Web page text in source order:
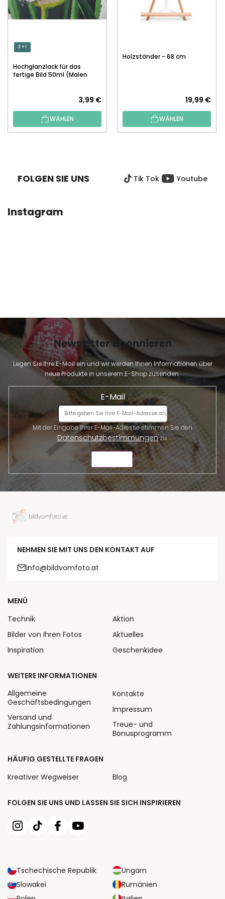
3 + 1
Hochglanzlack für das
fertige Bild 50ml (Malen
3,99 €
WÄHLEN
Holzständer - 68 cm
19,99 €
WÄHLEN
FOLGEN SIE UNS Tik Tok Youtube
Instagram
Newsletter abonnieren
Legen Sie Ihre E-Mail ein und wir werden Ihnen Informationen über
neue Produkte in unserem E-Shop zusenden.
E-Mail
Datenschutzbestimmungenzu.
NEHMEN SIE MIT UNS DEN KONTAKT AUF
info@bildvomfoto.at
FOLGEN SIE UNS UND LASSEN SIE SICH INSPIRIEREN
Tschechische Republik
Ungarn
Slowakei
Rumänien
MENÜ
Technik
Bilder von Ihren Fotos
Inspiration
Aktion
Aktuelles
Geschenkidee
WEITERE INFORMATIONEN
Allgemeine
Geschäftsbedingungen
Versand und
Zahlungsinformationen
Kontakte
Impressum
Treue- und
Bonusprogramm
HÄUFIG GESTELLTE FRAGEN
Kreativer Wegweiser
Blog